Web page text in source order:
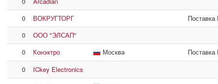
0
ВОКРУГТОРГ
0
ООО "ЭЛСАП"
0
Конэктро Москва
0
ICkey Electronics